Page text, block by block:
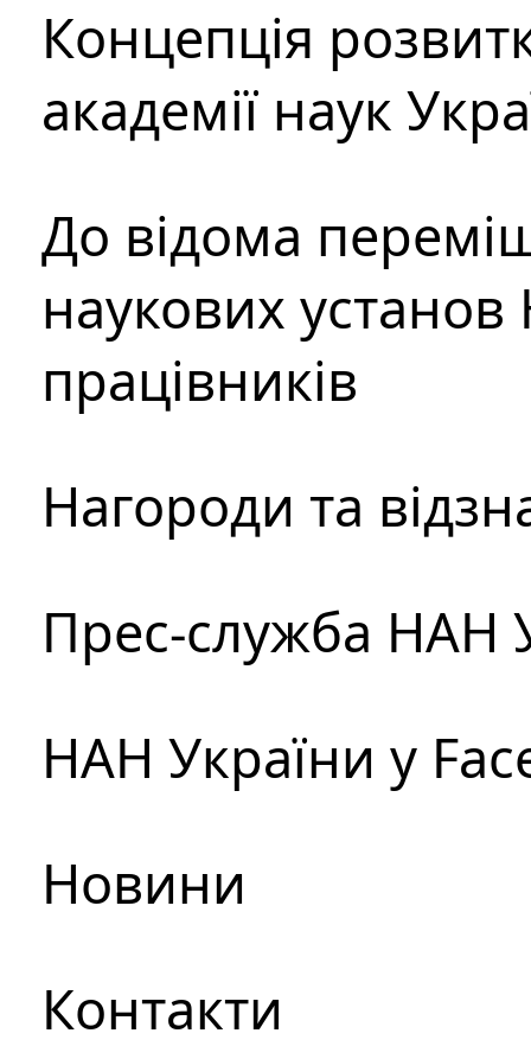
Концепція
академії наук
До відома
наукових установ
працівників
Нагороди та
Прес-служба НАН
НАН України у
Новини
Контакти